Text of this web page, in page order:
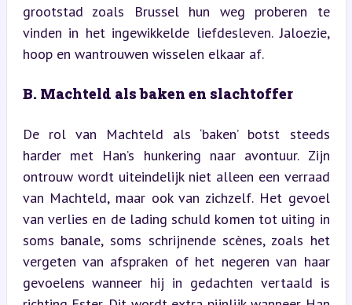
grootstad zoals Brussel hun weg proberen te
vinden in het ingewikkelde liefdesleven. Jaloezie,
hoop en wantrouwen wisselen elkaar af.
B. Machteld als baken en slachtoffer
De rol van Machteld als ‘baken’ botst steeds
harder met Han’s hunkering naar avontuur. Zijn
ontrouw wordt uiteindelijk niet alleen een verraad
van Machteld, maar ook van zichzelf. Het gevoel
van verlies en de lading schuld komen tot uiting in
soms banale, soms schrijnende scènes, zoals het
vergeten van afspraken of het negeren van haar
gevoelens wanneer hij in gedachten vertaald is